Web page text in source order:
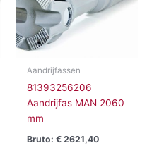
Aandrijfassen
81393256206
Aandrijfas MAN 2060
mm
Bruto: €2621,40